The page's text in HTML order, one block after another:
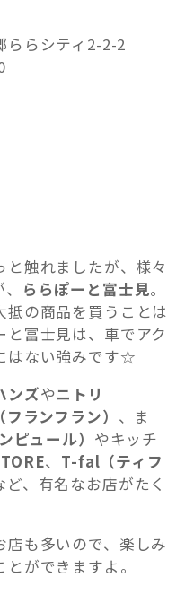
ららシティ2-2-2
触れましたが、様々
ららぽーと富士見。
の商品を買うことは
富士見は、車でアク
はない強みです☆
ンズやニトリ
ランフラン） 、ま
ピュール） やキッチ
、 T-fal（ティフ
ど、有名なお店がたく
も多いので、楽しみ
ができますよ。